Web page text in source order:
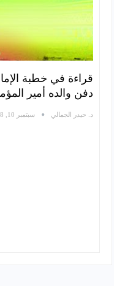
قراءة في خطبة
دفن والده أمير
د. حيدر الجمالي سبتمبر 10, 2018